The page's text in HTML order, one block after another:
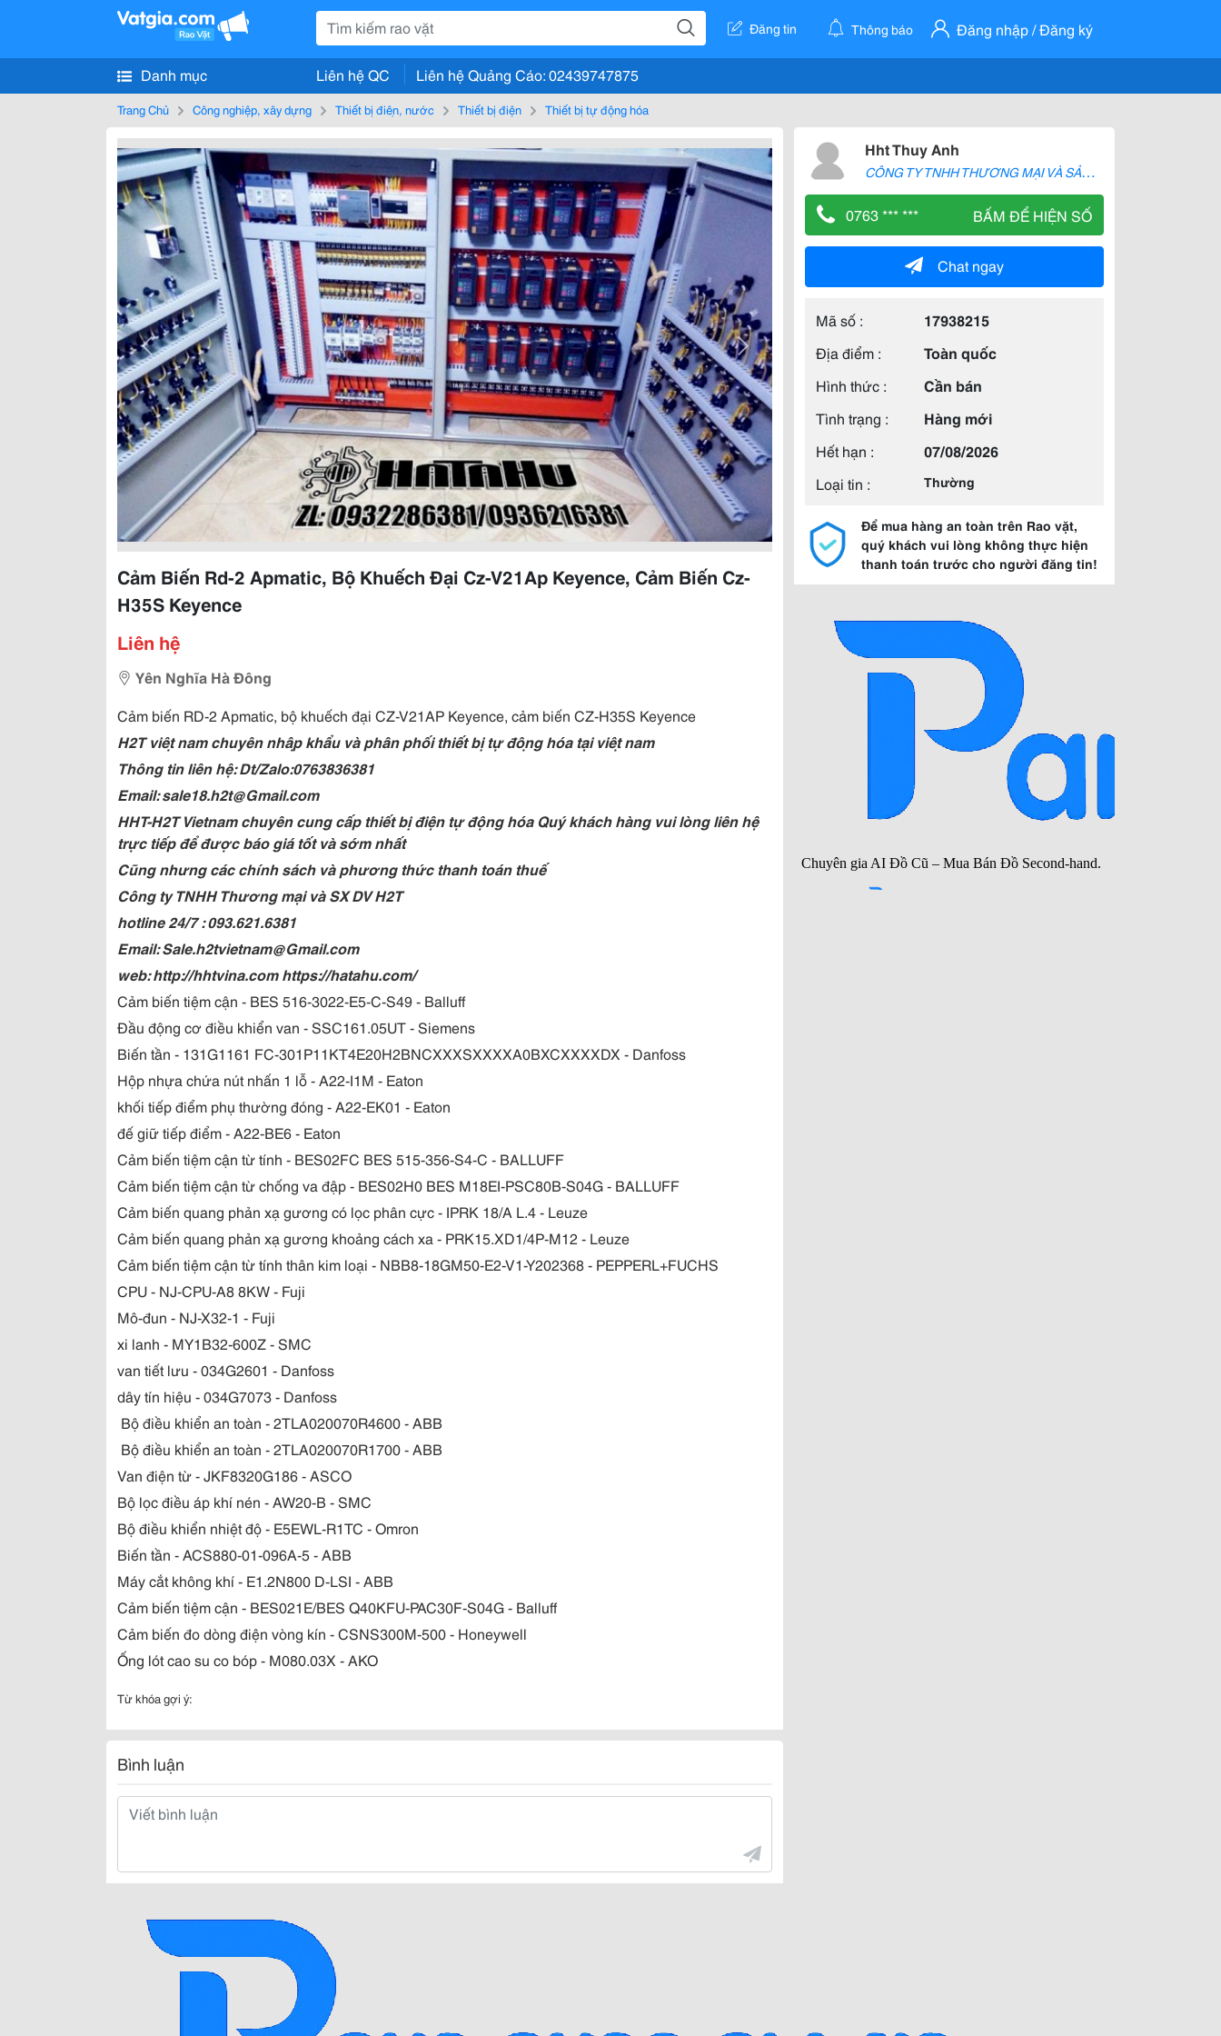
Đăng tin Thông báo Đăng nhập / Đăng ký
Danh mục Liên hệ QC Liên hệ Quảng Cáo: 02439747875
Trang Chủ Công nghiệp, xây dựng Thiết bị điện, nước Thiết bị điện Thiết bị tự động hóa
Cảm Biến Rd-2 Apmatic, Bộ Khuếch Đại Cz-V21Ap Keyence, Cảm Biến Cz-
H35S Keyence
Liên hệ
Yên Nghĩa Hà Đông
Cảm biến RD-2 Apmatic, bộ khuếch đại CZ-V21AP Keyence, cảm biến CZ-H35S Keyence
H2T việt nam chuyên nhập khẩu và phân phối thiết bị tự động hóa tại việt nam
Thông tin liên hệ: Dt/Zalo:0763836381
Email: sale18.h2t@Gmail.com
HHT-H2T Vietnam chuyên cung cấp thiết bị điện tự động hóa Quý khách hàng vui lòng liên hệ
trực tiếp để được báo giá tốt và sớm nhất
Cũng nhưng các chính sách và phương thức thanh toán thuế
Công ty TNHH Thương mại và SX DV H2T
hotline 24/7 : 093.621.6381
Email: Sale.h2tvietnam@Gmail.com
web: http://hhtvina.com https://hatahu.com/
Cảm biến tiệm cận - BES 516-3022-E5-C-S49 - Balluff
Đầu động cơ điều khiển van - SSC161.05UT - Siemens
Biến tần - 131G1161 FC-301P11KT4E20H2BNCXXXSXXXXA0BXCXXXXDX - Danfoss
Hộp nhựa chứa nút nhấn 1 lỗ - A22-I1M - Eaton
khối tiếp điểm phụ thường đóng - A22-EK01 - Eaton
đế giữ tiếp điểm - A22-BE6 - Eaton
Cảm biến tiệm cận từ tính - BES02FC BES 515-356-S4-C - BALLUFF
Cảm biến tiệm cận từ chống va đập - BES02H0 BES M18EI-PSC80B-S04G - BALLUFF
Cảm biến quang phản xạ gương có lọc phân cực - IPRK 18/A L.4 - Leuze
Cảm biến quang phản xạ gương khoảng cách xa - PRK15.XD1/4P-M12 - Leuze
Cảm biến tiệm cận từ tính thân kim loại - NBB8-18GM50-E2-V1-Y202368 - PEPPERL+FUCHS
CPU - NJ-CPU-A8 8KW - Fuji
Mô-đun - NJ-X32-1 - Fuji
xi lanh - MY1B32-600Z - SMC
van tiết lưu - 034G2601 - Danfoss
dây tín hiệu - 034G7073 - Danfoss
Bộ điều khiển an toàn - 2TLA020070R4600 - ABB
Bộ điều khiển an toàn - 2TLA020070R1700 - ABB
Van điện từ - JKF8320G186 - ASCO
Bộ lọc điều áp khí nén - AW20-B - SMC
Bộ điều khiển nhiệt độ - E5EWL-R1TC - Omron
Biến tần - ACS880-01-096A-5 - ABB
Máy cắt không khí - E1.2N800 D-LSI - ABB
Cảm biến tiệm cận - BES021E/BES Q40KFU-PAC30F-S04G - Balluff
Cảm biến đo dòng điện vòng kín - CSNS300M-500 - Honeywell
Ống lót cao su co bóp - M080.03X - AKO
Từ khóa gợi ý:
Bình luận
Hht Thuy Anh
C
ÔNG TY TNHH THƯƠNG MẠI VÀ SẢN XUẤT H2T
0763 *** *** BẤM ĐỂ HIỆN SỐ
Chat ngay
Mã số :
17938215
Địa điểm :
Toàn quốc
Hình thức :
Cần bán
Tình trạng :
Hàng mới
Hết hạn :
07/08/2026
Loại tin :
Thường
Để mua hàng an toàn trên Rao vặt,
quý khách vui lòng không thực hiện
thanh toán trước cho người đăng tin!